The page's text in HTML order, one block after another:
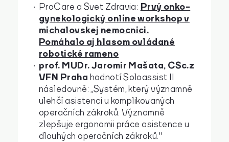
ProCare a Svet Zdravia: Prvý onko-
gynekologický online workshop v
michalovskej nemocnici.
Pomáhalo aj hlasom ovládané
robotické rameno
prof. MUDr. Jaromír Mašata, CSc. z
VFN Praha hodnotí Soloassist II
následovně: „Systém, který významně
ulehčí asistenci u komplikovaných
operačních zákroků. Významně
zlepšuje ergonomii práce asistence u
dlouhých operačních zákroků."